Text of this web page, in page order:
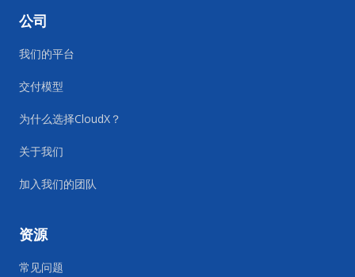
公司
我们的平台
交付模型
为什么选择CloudX？
关于我们
加入我们的团队
资源
常见问题